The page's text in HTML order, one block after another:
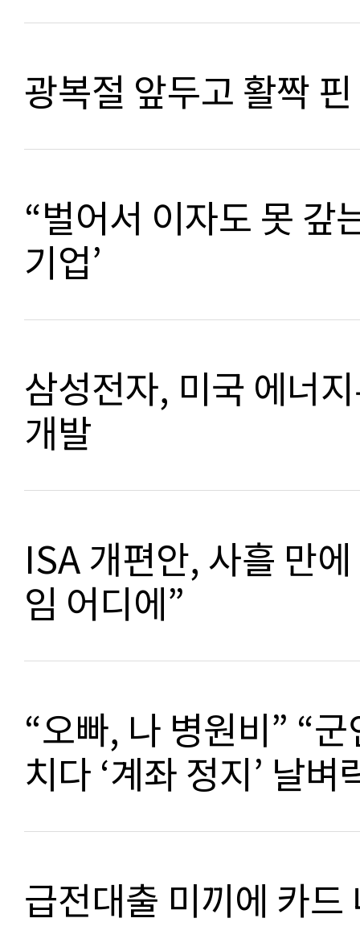
광복절 앞두고 활짝
“벌어서 이자도 못
기업’
삼성전자, 미국 에너
개발
ISA 개편안, 사흘 만
임 어디에”
“오빠, 나 병원비” “
치다 ‘계좌 정지’ 날벼
급전대출 미끼에 카드